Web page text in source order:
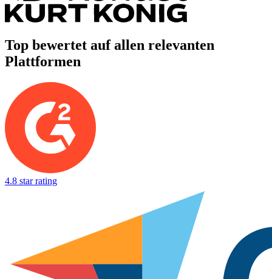
Top bewertet auf allen relevanten
Plattformen
4.8 star rating